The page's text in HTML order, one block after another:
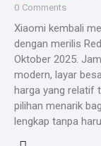
0 Comments
Xiaomi kembali
dengan merilis
Oktober 2025.
modern, layar
harga yang relatif
pilihan menarik
lengkap tanpa